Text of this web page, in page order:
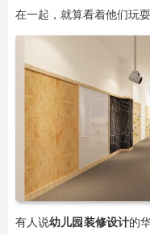
在一起，就算看着他们玩耍
有人说幼儿园装修设计的